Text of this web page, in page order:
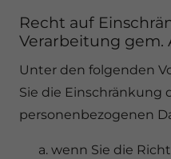
Recht auf
Verarbeitung gem.
Unter den folgenden
Sie die Einschränkung
personenbezogenen
wenn Sie die